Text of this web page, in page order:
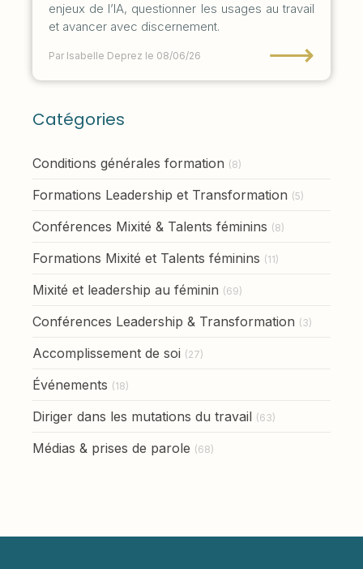
enjeux de l’IA, questionner les usages au travail
et avancer avec discernement.
Par Isabelle Deprez le 08/06/26 ⟶
Catégories
Conditions générales formation (8)
Formations Leadership et Transformation (5)
Conférences Mixité & Talents féminins (8)
Formations Mixité et Talents féminins (11)
Mixité et leadership au féminin (69)
Conférences Leadership & Transformation (3)
Accomplissement de soi (27)
Événements (18)
Diriger dans les mutations du travail (63)
Médias & prises de parole (68)